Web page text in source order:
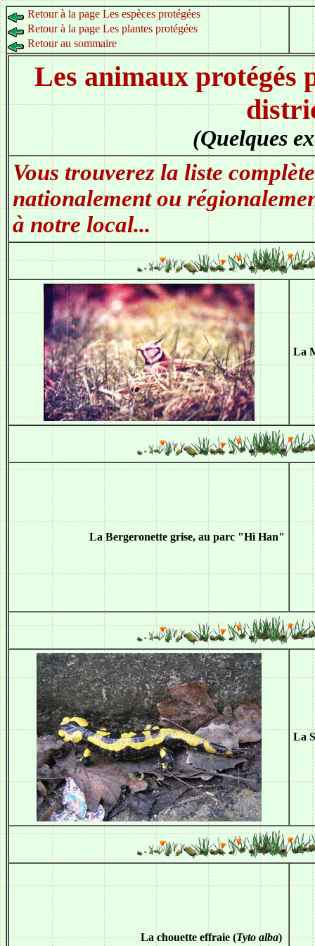
Retour à la page Les espèces protégées
Retour à la page Les plantes protégées
Retour au sommaire
Les animaux protégés
(Quelques
Vous trouverez la liste
nationalement ou
à notre local...
La
La Bergeronette grise, au parc "Hi Han"
La
La chouette effraie (Tyto alba)